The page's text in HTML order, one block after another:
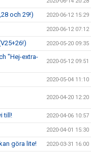
och 29!) 2020-06-12 15:29
2020-06-12 07:12
2020-05-20 09:35
"Hej-extra-
2020-05-12 09:51
2020-05-04 11:10
2020-04-20 12:20
till! 2020-04-06 10:57
2020-04-01 15:30
göra lite! 2020-03-31 16:00